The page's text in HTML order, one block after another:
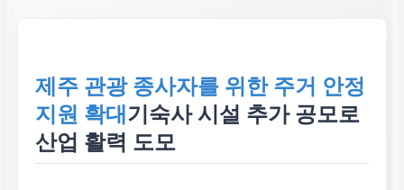
제주 관광 종사자를 위한 주거 안정
지원 확대 기숙사 시설 추가 공모로
산업 활력 도모